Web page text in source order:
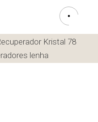
Kristal 78
lenha